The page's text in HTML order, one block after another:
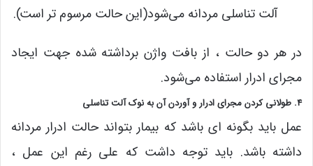
آلت تناسلی مردانه می‌شود(این حالت مرسوم تر است).
در هر دو حالت ، از بافت واژن برداشته شده جهت ایجاد
مجرای ادرار استفاده می‌شود.
4. طولانی کردن مجرای ادرار و آوردن آن به نوک آلت تناسلی
عمل باید بگونه ای باشد که بیمار بتواند حالت ادرار مردانه
داشته باشد. باید توجه داشت که علی رغم این عمل ،